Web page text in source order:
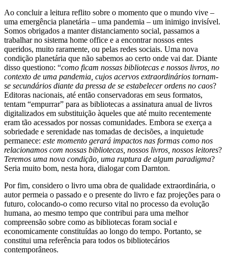
Ao concluir a leitura reflito sobre o momento que o mundo vive –
uma emergência planetária – uma pandemia – um inimigo invisível.
Somos obrigados a manter distanciamento social, passamos a
trabalhar no sistema home office e a encontrar nossos entes
queridos, muito raramente, ou pelas redes sociais. Uma nova
condição planetária que não sabemos ao certo onde vai dar. Diante
disso questiono: “como ficam nossas bibliotecas e nossos livros, no
contexto de uma pandemia, cujos acervos extraordinários tornam-
se secundários diante da pressa de se estabelecer ordens no caos?
Editoras nacionais, até então conservadoras em seus formatos,
tentam “empurrar” para as bibliotecas a assinatura anual de livros
digitalizados em substituição àqueles que até muito recentemente
eram tão acessados por nossas comunidades. Embora se exerça a
sobriedade e serenidade nas tomadas de decisões, a inquietude
permanece: este momento gerará impactos nas formas como nos
relacionamos com nossas bibliotecas, nossos livros, nossos leitores?
Teremos uma nova condição, uma ruptura de algum paradigma?
Seria muito bom, nesta hora, dialogar com Darnton.
Por fim, considero o livro uma obra de qualidade extraordinária, o
autor permeia o passado e o presente do livro e faz projeções para o
futuro, colocando-o como recurso vital no processo da evolução
humana, ao mesmo tempo que contribui para uma melhor
compreensão sobre como as bibliotecas foram social e
economicamente constituídas ao longo do tempo. Portanto, se
constitui uma referência para todos os bibliotecários
contemporâneos.